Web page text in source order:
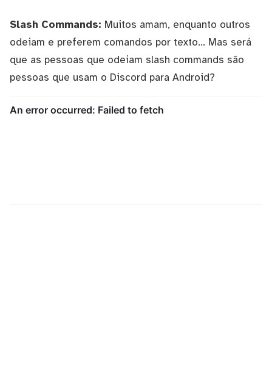
Slash Commands: Muitos amam, enquanto outros
odeiam e preferem comandos por texto... Mas será
que as pessoas que odeiam slash commands são
pessoas que usam o Discord para Android?